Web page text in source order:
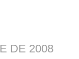
DE 2008